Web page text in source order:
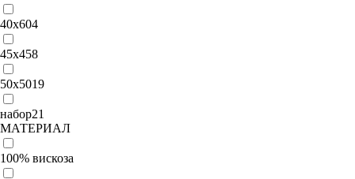
40x604
45х458
50x5019
набор21
МАТЕРИАЛ
100% вискоза